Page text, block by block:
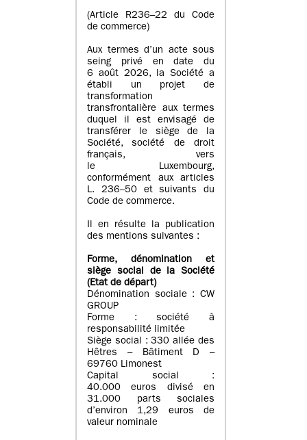
(Article R236–22 du Code
de commerce)
Aux termes d’un acte sous
seing privé en date du
6 août 2026, la Société a
établi un projet de
transformation
transfrontalière aux termes
duquel il est envisagé de
transférer le siège de la
Société, société de droit
français, vers
le Luxembourg,
conformément aux articles
L. 236–50 et suivants du
Code de commerce.
Il en résulte la publication
des mentions suivantes :
Forme, dénomination et
siège social de la Société
(Etatde départ)
Dénomination sociale : CW
GROUP
Forme : société à
responsabilité limitée
Siège social : 330 allée des
Hêtres – Bâtiment D –
69760 Limonest
Capital social :
40.000 euros divisé en
31.000 parts sociales
d’environ 1,29 euros de
valeur nominale